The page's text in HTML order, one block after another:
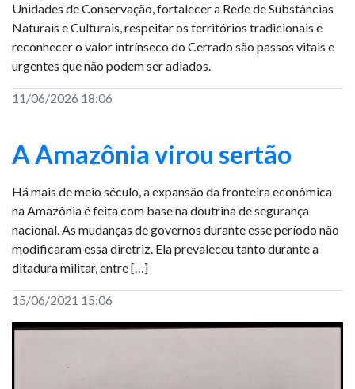
Unidades de Conservação, fortalecer a Rede de Substâncias
Naturais e Culturais, respeitar os territórios tradicionais e
reconhecer o valor intrínseco do Cerrado são passos vitais e
urgentes que não podem ser adiados.
11/06/2026 18:06
A Amazônia virou sertão
Há mais de meio século, a expansão da fronteira econômica
na Amazônia é feita com base na doutrina de segurança
nacional. As mudanças de governos durante esse período não
modificaram essa diretriz. Ela prevaleceu tanto durante a
ditadura militar, entre […]
15/06/2021 15:06